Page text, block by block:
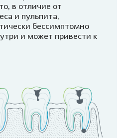
в отличие от
и пульпита,
бессимптомно
и может привести к